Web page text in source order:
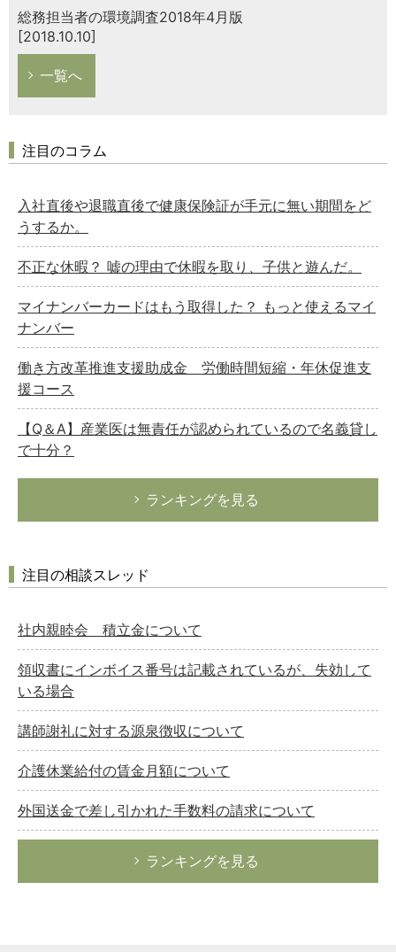
総務担当者の環境調査2018年4月版
[2018.10.10]
一覧へ
注目のコラム
入社直後や退職直後で健康保険証が手元に無い期間をど
うするか。
不正な休暇？ 嘘の理由で休暇を取り、子供と遊んだ。
マイナンバーカードはもう取得した？ もっと使えるマイ
ナンバー
働き方改革推進支援助成金 労働時間短縮・年休促進支
援コース
【Q＆A】産業医は無責任が認められているので名義貸し
で十分？
ランキングを見る
注目の相談スレッド
社内親睦会 積立金について
領収書にインボイス番号は記載されているが、失効して
いる場合
講師謝礼に対する源泉徴収について
介護休業給付の賃金月額について
外国送金で差し引かれた手数料の請求について
ランキングを見る